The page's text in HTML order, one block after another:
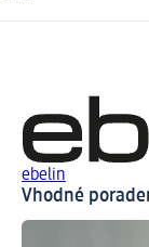
ebelin
Vhodné